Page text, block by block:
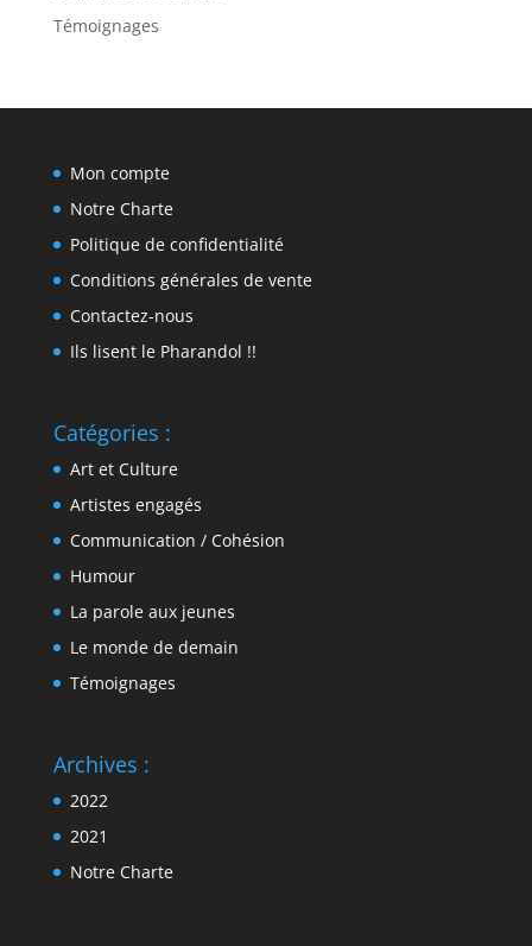
Témoignages
Mon compte
Notre Charte
Politique de confidentialité
Conditions générales de vente
Contactez-nous
Ils lisent le Pharandol !!
Catégories :
Art et Culture
Artistes engagés
Communication / Cohésion
Humour
La parole aux jeunes
Le monde de demain
Témoignages
Archives :
2022
2021
Notre Charte